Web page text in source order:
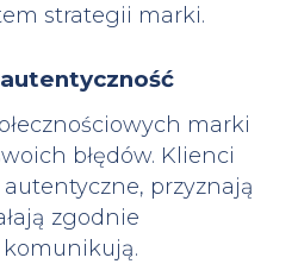
strategii marki.
marki
błędów. Klienci
przyznają
zgodnie